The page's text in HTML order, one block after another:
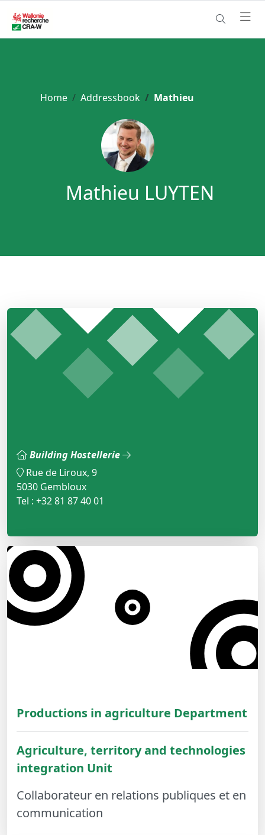
Home Addressbook Mathieu
Mathieu LUYTEN
Building Hostellerie
Rue de Liroux, 9
5030 Gembloux
Tel : +32 81 87 40 01
Productions in agriculture Department
Agriculture, territory and technologies
integration Unit
Collaborateur en relations publiques et en
communication